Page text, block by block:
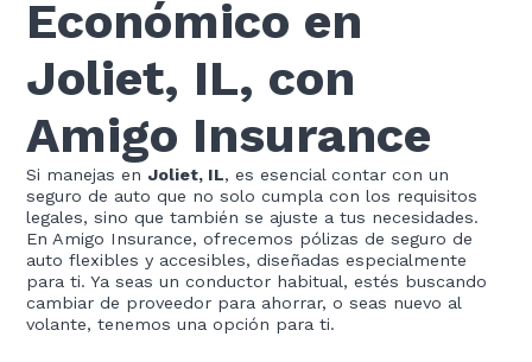
Económico en
Joliet, IL, con
Amigo Insurance
Si manejas en Joliet, IL, es esencial contar con un
seguro de auto que no solo cumpla con los requisitos
legales, sino que también se ajuste a tus necesidades.
En Amigo Insurance, ofrecemos pólizas de seguro de
auto flexibles y accesibles, diseñadas especialmente
para ti. Ya seas un conductor habitual, estés buscando
cambiar de proveedor para ahorrar, o seas nuevo al
volante, tenemos una opción para ti.